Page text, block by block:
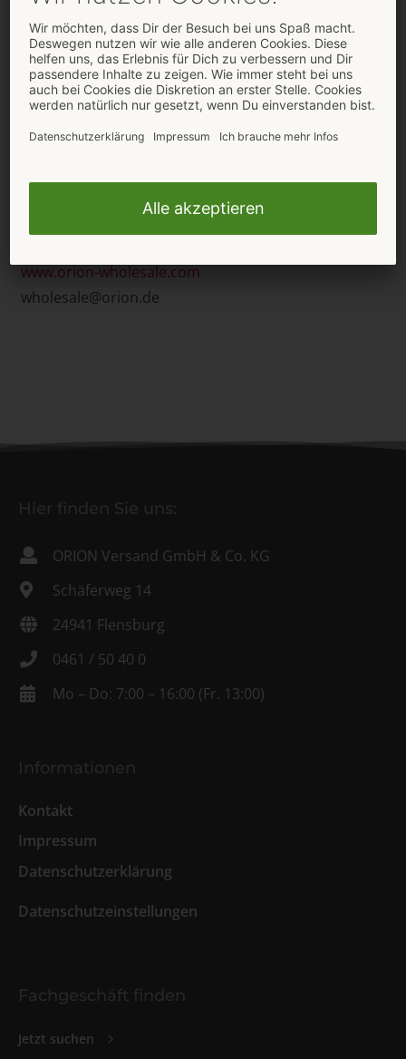
Die Modul-Displays können sowohl im Kassenbereich
platziert, als auch über eine integrierte Halterung an
Slatwalls befestigt werden. Alle Displays sind mit den
jeweiligen Produkten bestückt. Fachhändler erhalten
reicht, für den Inhalt wird der Listenpreis berechnet.
Bestellungen und weitere Informationen:
www.orion-wholesale.com
wholesale@orion.de
Hier finden Sie uns:
ORION Versand GmbH & Co. KG
Schäferweg 14
24941 Flensburg
0461 / 50 40 0
Mo – Do: 7:00 – 16:00 (Fr. 13:00)
Informationen
Kontakt
Impressum
Datenschutzerklärung
Datenschutzeinstellungen
Fachgeschäft finden
Jetzt suchen